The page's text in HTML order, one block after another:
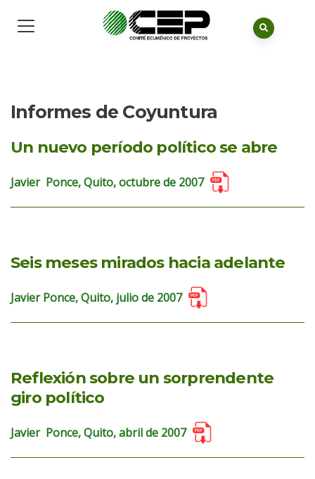
Informes de Coyuntura
Un nuevo período político se abre
Javier Ponce, Quito, octubre de 2007
Seis meses mirados hacia adelante
Javier Ponce, Quito, julio de 2007
Reflexión sobre un sorprendente
giro político
Javier Ponce, Quito, abril de 2007